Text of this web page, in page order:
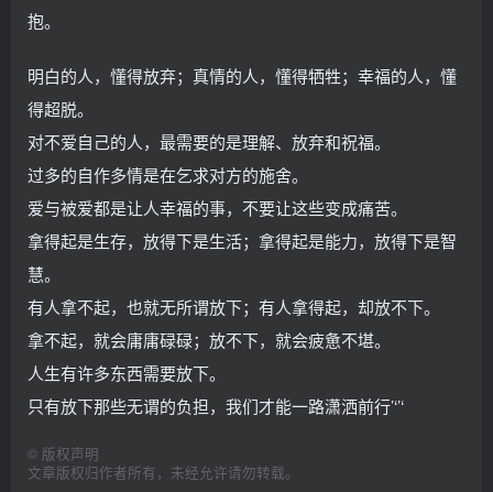
抱。
明白的人，懂得放弃；真情的人，懂得牺牲；幸福的人，懂
得超脱。
对不爱自己的人，最需要的是理解、放弃和祝福。
过多的自作多情是在乞求对方的施舍。
爱与被爱都是让人幸福的事，不要让这些变成痛苦。
拿得起是生存，放得下是生活；拿得起是能力，放得下是智
慧。
有人拿不起，也就无所谓放下；有人拿得起，却放不下。
拿不起，就会庸庸碌碌；放不下，就会疲惫不堪。
人生有许多东西需要放下。
只有放下那些无谓的负担，我们才能一路潇洒前行’‘’‘
© 版权声明
文章版权归作者所有，未经允许请勿转载。